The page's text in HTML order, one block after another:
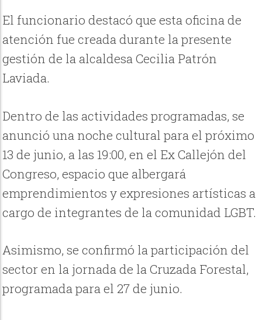
El funcionario destacó que esta oficina de
atención fue creada durante la presente
gestión de la alcaldesa Cecilia Patrón
Laviada.
Dentro de las actividades programadas, se
anunció una noche cultural para el próximo
13 de junio, a las 19:00, en el Ex Callejón del
Congreso, espacio que albergará
emprendimientos y expresiones artísticas a
cargo de integrantes de la comunidad LGBT.
Asimismo, se confirmó la participación del
sector en la jornada de la Cruzada Forestal,
programada para el 27 de junio.